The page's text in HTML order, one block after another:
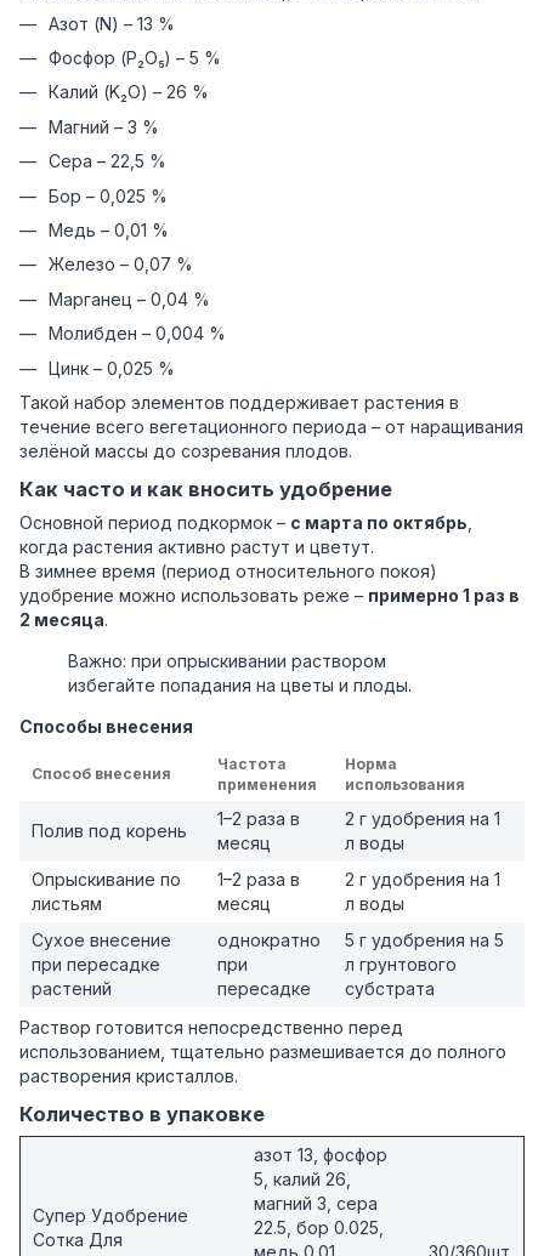
Азот (N) – 13 %
Фосфор (P₂O₅) – 5 %
Калий (K₂O) – 26 %
Магний – 3 %
Сера – 22,5 %
Бор – 0,025 %
Медь – 0,01 %
Железо – 0,07 %
Марганец – 0,04 %
Молибден – 0,004 %
Цинк – 0,025 %
Такой набор элементов поддерживает растения в
течение всего вегетационного периода – от наращивания
зелёной массы до созревания плодов.
Как часто и как вносить удобрение
Основной период подкормок – с марта по октябрь
когда растения активно растут и цветут.
В зимнее время (период относительного покоя)
удобрение можно использовать реже – примерно 1 раз в
2 месяца.
Важно: при опрыскивании раствором
избегайте попадания на цветы и плоды.
Способы внесения
Способ внесения
Частота
применения
Норма
использования
Полив под корень
1–2 раза в
месяц
2 г удобрения на 1
л воды
Опрыскивание по
листьям
1–2 раза в
месяц
2 г удобрения на 1
л воды
Сухое внесение
при пересадке
растений
однократно
при
пересадке
5 г удобрения на 5
л грунтового
субстрата
Раствор готовится непосредственно перед
использованием, тщательно размешивается до полного
растворения кристаллов.
Количество в упаковке
Супер Удобрение
Сотка Для
азот 13, фосфор
5, калий 26,
магний 3, сера
22.5, бор 0.025,
медь 0.01,
30/360шт